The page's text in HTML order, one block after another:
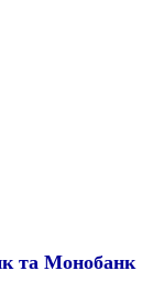
та Монобанк